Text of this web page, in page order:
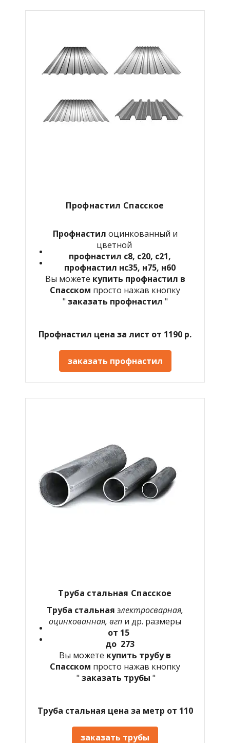
Профнастил Спасское
Профнастил оцинкованный и
цветной
профнастил с8, с20, с21,
профнастил нс35, н75, н60
Вы можете купить профнастил в
Спасском просто нажав кнопку
" заказать профнастил "
Профнастил цена за лист от 1190 р.
заказать профнастил
Труба стальная Спасское
Труба стальная электросварная,
оцинкованная, вгп и др. размеры
от 15
до 273
Вы можете купить трубу в
Спасском просто нажав кнопку
" заказать трубы "
Труба стальная цена за метр от 110
заказать трубы